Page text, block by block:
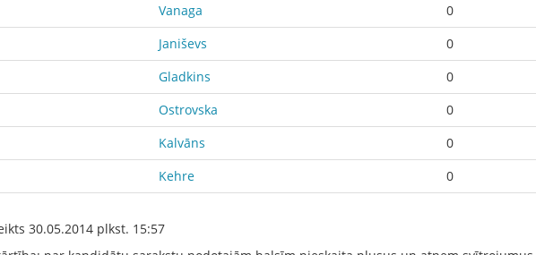
Vanaga 0
Janiševs 0
Gladkins 0
Ostrovska 0
Kalvāns 0
Kehre 0
30.05.2014 plkst. 15:57